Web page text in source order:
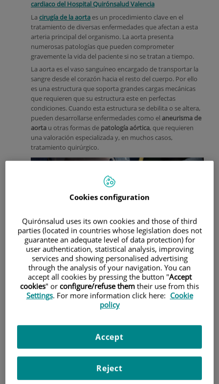
cardiaco del Hospital Quirónsalud Valencia
La cirugía de la aorta es un procedimiento clave en el
tratamiento de diversas enfermedades que afectan a esta
arteria principal del organismo. La aorta presenta
numerosas patologías que pueden comprometer
gravemente la vida del paciente si no se tratan a tiempo.
La aorta es el vaso sanguíneo encargado de transportar la
sangre desde el corazón hacia el resto del cuerpo. Por ello
es una estructura que soporta grandes cargas mecánicas
que requieren que su estructura este en perfectas
condiciones. Cuando esta estructura se debilita o se altera,
pueden desarrollarse enfermedades como el aneurisma de
aorta u otras formas de patología aórtica, que requieren
una valoración especializada y, en muchos casos,
tratamiento quirúrgico.
La palabra aneurisma ya es conocida por el público en
general como una patología que implica un riesgo vital
importante. Por ello la patología aortica requiere unos
adecuados medios diagnósticos que permitan identificarla
Gracias a los avances en cirugía cardiovascular, estas
mejores resultados y una recuperación más controlada y lo
que es mas importante sirven para evitar un número
Cookies configuration
Quirónsalud uses its own cookies and those of third
parties (located in countries whose legislation does not
guarantee an adequate level of data protection) for
user authentication, statistical analysis, improving
services and showing personalised advertising
through the analysis of your navigation. You can
accept all cookies by pressing the button "Accept
cookies" or configure/refuse them their use from this
Settings. For more information click here: Cookie
policy
Reject
Accept